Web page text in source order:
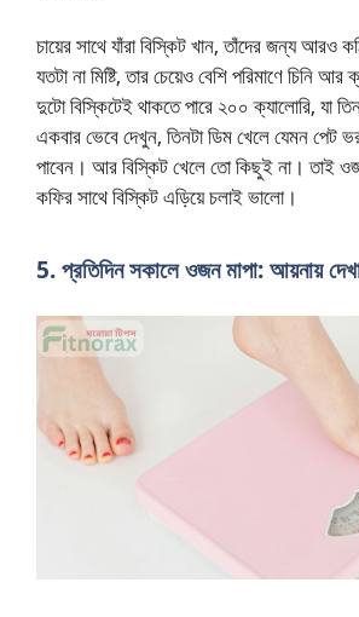
চায়ের সাথে যাঁরা বিস্কিট খান, তাঁদের জন্য আরও
যতটা না মিষ্টি, তার চেয়েও বেশি পরিমাণে চিনি
দুটো বিস্কিটেই থাকতে পারে ২০০ ক্যালোরি, যা
একবার ভেবে দেখুন, তিনটা ডিম খেলে যেমন পেট
পাবেন। আর বিস্কিট খেলে তো কিছুই না। তাই
কফির সাথে বিস্কিট এড়িয়ে চলাই ভালো।
5. প্রতিদিন সকালে ওজন মাপা: আয়নায়